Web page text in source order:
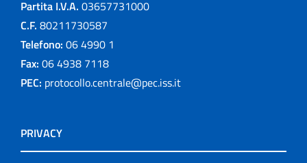
Partita I.V.A. 03657731000
C.F. 80211730587
Telefono: 06 4990 1
Fax: 06 4938 7118
PEC: protocollo.centrale@pec.iss.it
PRIVACY